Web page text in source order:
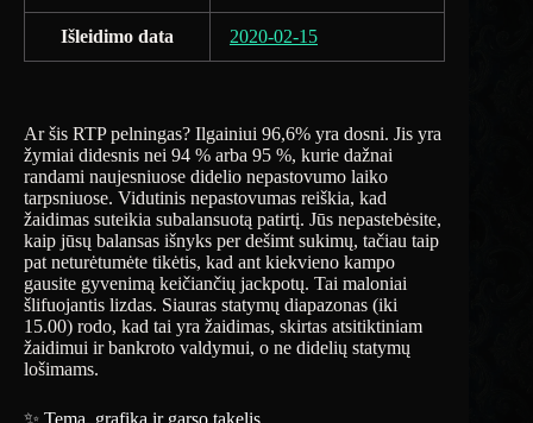
Išleidimo data 2020-02-15
Ar šis RTP pelningas? Ilgainiui 96,6% yra dosni. Jis yra
žymiai didesnis nei 94 % arba 95 %, kurie dažnai
randami naujesniuose didelio nepastovumo laiko
tarpsniuose. Vidutinis nepastovumas reiškia, kad
žaidimas suteikia subalansuotą patirtį. Jūs nepastebėsite,
kaip jūsų balansas išnyks per dešimt sukimų, tačiau taip
pat neturėtumėte tikėtis, kad ant kiekvieno kampo
gausite gyvenimą keičiančių jackpotų. Tai maloniai
šlifuojantis lizdas. Siauras statymų diapazonas (iki
15.00) rodo, kad tai yra žaidimas, skirtas atsitiktiniam
žaidimui ir bankroto valdymui, o ne didelių statymų
lošimams.